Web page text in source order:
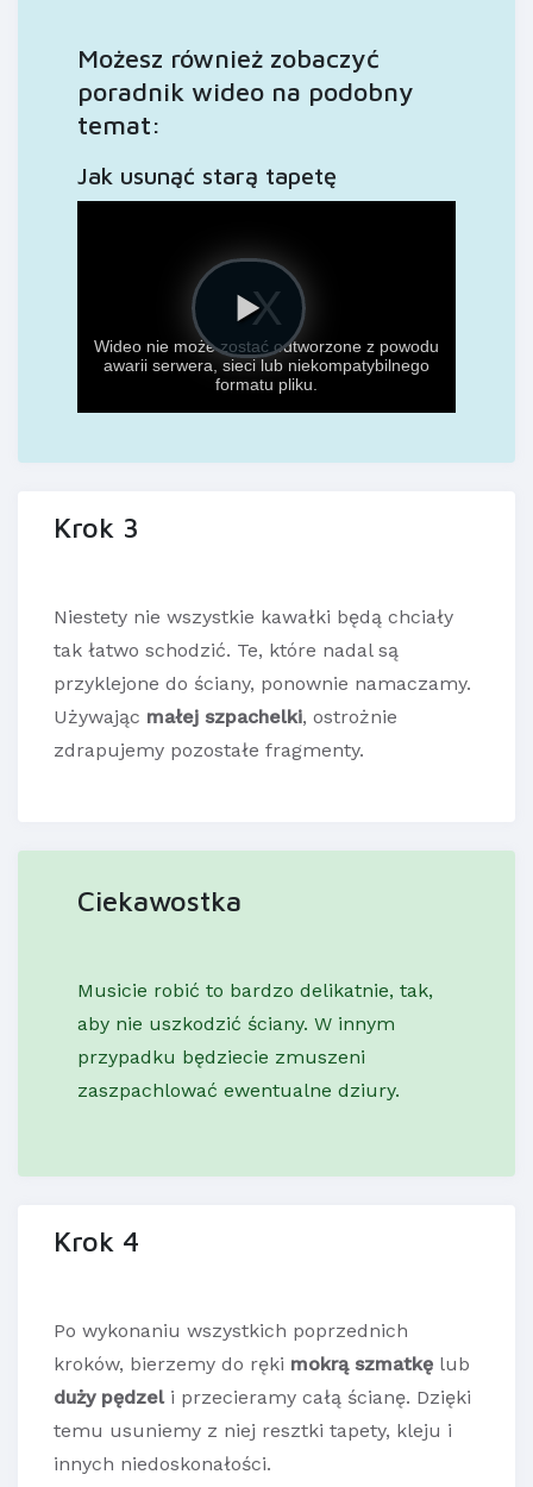
Możesz również zobaczyć
poradnik wideo na podobny
temat:
Jak usunąć starą tapetę
Krok 3
Niestety nie wszystkie kawałki będą chciały
tak łatwo schodzić. Te, które nadal są
przyklejone do ściany, ponownie namaczamy.
Używając małej szpachelki, ostrożnie
zdrapujemy pozostałe fragmenty.
Ciekawostka
Musicie robić to bardzo delikatnie, tak,
aby nie uszkodzić ściany. W innym
przypadku będziecie zmuszeni
zaszpachlować ewentualne dziury.
Krok 4
Po wykonaniu wszystkich poprzednich
kroków, bierzemy do ręki mokrą szmatkę lub
duży pędzeli przecieramy całą ścianę. Dzięki
temu usuniemy z niej resztki tapety, kleju i
innych niedoskonałości.